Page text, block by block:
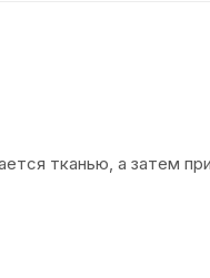
тканью, а затем